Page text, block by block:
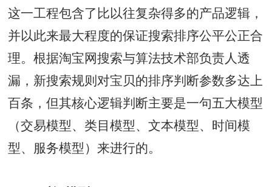
这一工程包含了比以往复杂得多的产品逻辑，
并以此来最大程度的保证搜索排序公平公正合
理。根据淘宝网搜索与算法技术部负责人透
漏，新搜索规则对宝贝的排序判断参数多达上
百条，但其核心逻辑判断主要是一句五大模型
（交易模型、类目模型、文本模型、时间模
型、服务模型）来进行的。